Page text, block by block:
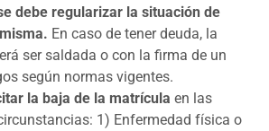
debe regularizar la situación de
En caso de tener deuda, la
ser saldada o con la firma de un
según normas vigentes.
la baja de la matrícula en las
1) Enfermedad física o